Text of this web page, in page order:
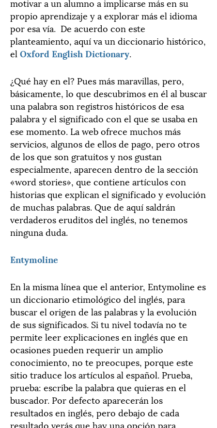
propio aprendizaje y a explorar más el idioma
por esa vía. De acuerdo con este
planteamiento, aquí va un diccionario histórico,
el Oxford English Dictionary.
¿Qué hay en el? Pues más maravillas, pero,
básicamente, lo que descubrimos en él al buscar
una palabra son registros históricos de esa
palabra y el significado con el que se usaba en
ese momento. La web ofrece muchos más
servicios, algunos de ellos de pago, pero otros
de los que son gratuitos y nos gustan
especialmente, aparecen dentro de la sección
«word stories», que contiene artículos con
historias que explican el significado y evolución
de muchas palabras. Que de aquí saldrán
verdaderos eruditos del inglés, no tenemos
ninguna duda.
Entymoline
En la misma línea que el anterior, Entymoline es
un diccionario etimológico del inglés, para
buscar el origen de las palabras y la evolución
de sus significados. Si tu nivel todavía no te
permite leer explicaciones en inglés que en
ocasiones pueden requerir un amplio
conocimiento, no te preocupes, porque este
sitio traduce los artículos al español. Prueba,
prueba: escribe la palabra que quieras en el
buscador. Por defecto aparecerán los
resultados en inglés, pero debajo de cada
resultado verás que hay una opción para